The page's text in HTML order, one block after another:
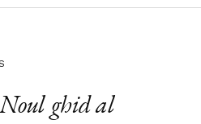
Noul ghid al